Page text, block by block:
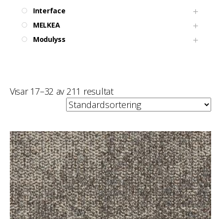
Interface
MELKEA
Modulyss
Visar 17–32 av 211 resultat